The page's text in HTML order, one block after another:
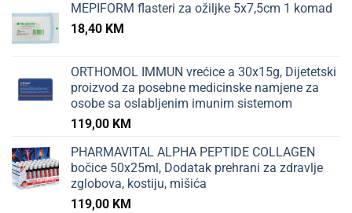
MEPIFORM flasteri za ožiljke 5x7,5cm 1 komad
18,40 KM
ORTHOMOL IMMUN vrećice a 30x15g, Dijetetski
proizvod za posebne medicinske namjene za
osobe sa oslabljenim imunim sistemom
119,00 KM
PHARMAVITAL ALPHA PEPTIDE COLLAGEN
bočice 50x25ml, Dodatak prehrani za zdravlje
zglobova, kostiju, mišića
119,00 KM